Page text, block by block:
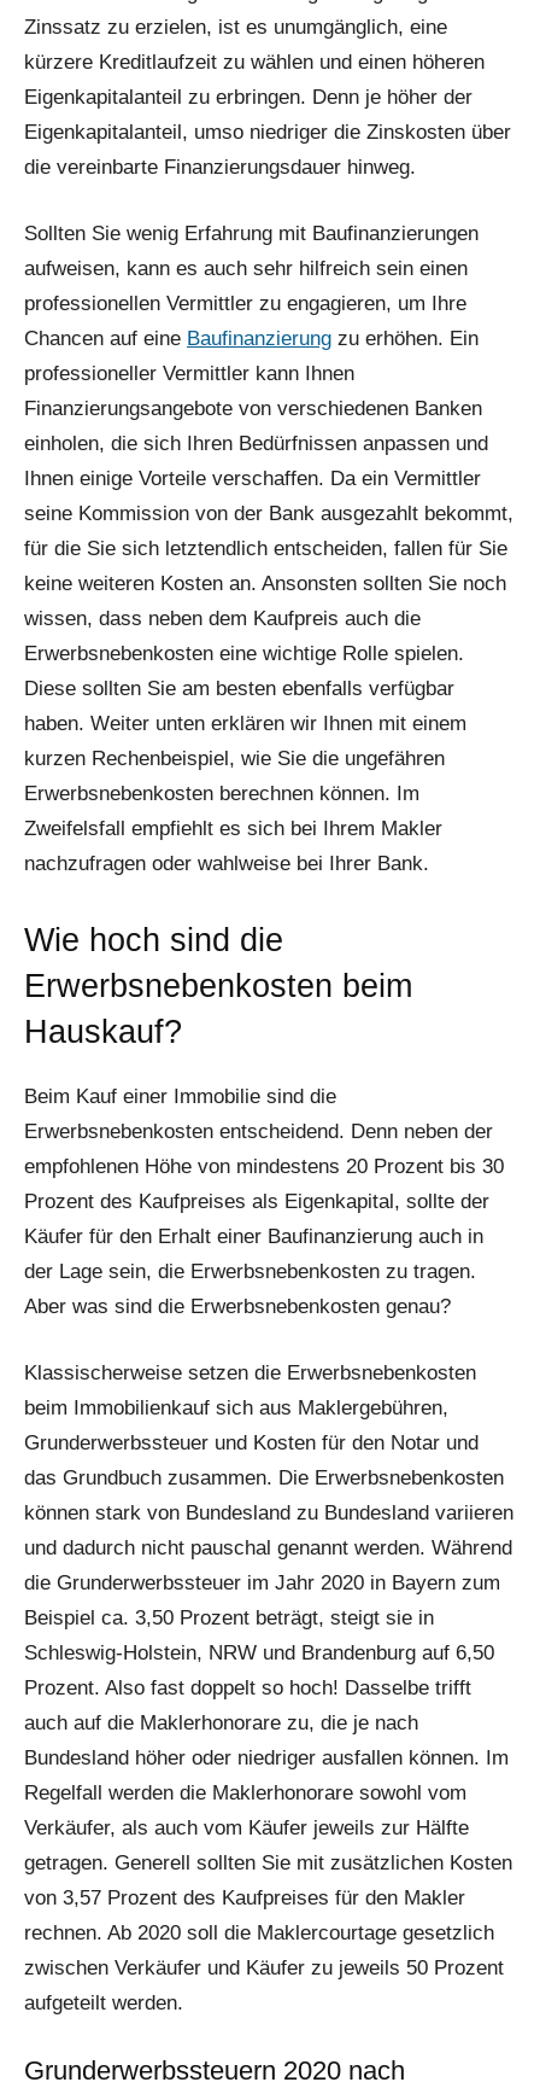
Zinssatz zu erzielen, ist es unumgänglich, eine
kürzere Kreditlaufzeit zu wählen und einen höheren
Eigenkapitalanteil zu erbringen. Denn je höher der
Eigenkapitalanteil, umso niedriger die Zinskosten über
die vereinbarte Finanzierungsdauer hinweg.
Sollten Sie wenig Erfahrung mit Baufinanzierungen
aufweisen, kann es auch sehr hilfreich sein einen
professionellen Vermittler zu engagieren, um Ihre
Chancen auf eine Baufinanzierung zu erhöhen. Ein
professioneller Vermittler kann Ihnen
Finanzierungsangebote von verschiedenen Banken
einholen, die sich Ihren Bedürfnissen anpassen und
Ihnen einige Vorteile verschaffen. Da ein Vermittler
seine Kommission von der Bank ausgezahlt bekommt,
für die Sie sich letztendlich entscheiden, fallen für Sie
keine weiteren Kosten an. Ansonsten sollten Sie noch
wissen, dass neben dem Kaufpreis auch die
Erwerbsnebenkosten eine wichtige Rolle spielen.
Diese sollten Sie am besten ebenfalls verfügbar
haben. Weiter unten erklären wir Ihnen mit einem
kurzen Rechenbeispiel, wie Sie die ungefähren
Erwerbsnebenkosten berechnen können. Im
Zweifelsfall empfiehlt es sich bei Ihrem Makler
nachzufragen oder wahlweise bei Ihrer Bank.
Wie hoch sind die
Erwerbsnebenkosten beim
Hauskauf?
Beim Kauf einer Immobilie sind die
Erwerbsnebenkosten entscheidend. Denn neben der
empfohlenen Höhe von mindestens 20 Prozent bis 30
Prozent des Kaufpreises als Eigenkapital, sollte der
Käufer für den Erhalt einer Baufinanzierung auch in
der Lage sein, die Erwerbsnebenkosten zu tragen.
Aber was sind die Erwerbsnebenkosten genau?
Klassischerweise setzen die Erwerbsnebenkosten
beim Immobilienkauf sich aus Maklergebühren,
Grunderwerbssteuer und Kosten für den Notar und
das Grundbuch zusammen. Die Erwerbsnebenkosten
können stark von Bundesland zu Bundesland variieren
und dadurch nicht pauschal genannt werden. Während
die Grunderwerbssteuer im Jahr 2020 in Bayern zum
Beispiel ca. 3,50 Prozent beträgt, steigt sie in
Schleswig-Holstein, NRW und Brandenburg auf 6,50
Prozent. Also fast doppelt so hoch! Dasselbe trifft
auch auf die Maklerhonorare zu, die je nach
Bundesland höher oder niedriger ausfallen können. Im
Regelfall werden die Maklerhonorare sowohl vom
Verkäufer, als auch vom Käufer jeweils zur Hälfte
getragen. Generell sollten Sie mit zusätzlichen Kosten
von 3,57 Prozent des Kaufpreises für den Makler
rechnen. Ab 2020 soll die Maklercourtage gesetzlich
zwischen Verkäufer und Käufer zu jeweils 50 Prozent
aufgeteilt werden.
Grunderwerbssteuern 2020 nach